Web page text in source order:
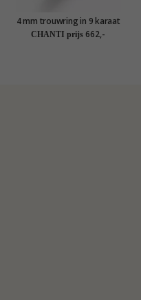
4 mm trouwring in 9 karaat
goud
CHANTI prijs 662,-